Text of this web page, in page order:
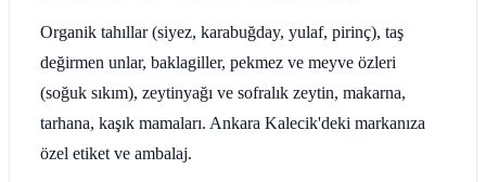
Organik tahıllar (siyez, karabuğday, yulaf, pirinç), taş
değirmen unlar, baklagiller, pekmez ve meyve özleri
(soğuk sıkım), zeytinyağı ve sofralık zeytin, makarna,
tarhana, kaşık mamaları. Ankara Kalecik'deki markanıza
özel etiket ve ambalaj.